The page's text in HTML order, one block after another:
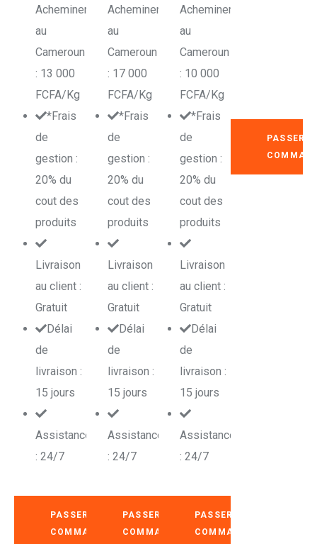
Acheminement
au
Cameroun
: 13 000
FCFA/Kg
*Frais
de
gestion :
20% du
cout des
produits
Livraison
au client :
Gratuit
Délai
de
livraison :
15 jours
Assistance
: 24/7
PASSER
COMMANDE
Acheminement
au
Cameroun
: 17 000
FCFA/Kg
*Frais
de
gestion :
20% du
cout des
produits
Livraison
au client :
Gratuit
Délai
de
livraison :
15 jours
Assistance
: 24/7
PASSER
COMMANDE
Acheminement
au
Cameroun
: 10 000
FCFA/Kg
*Frais
de
gestion :
20% du
cout des
produits
Livraison
au client :
Gratuit
Délai
de
livraison :
15 jours
Assistance
: 24/7
PASSER
COMMANDE
PASSER